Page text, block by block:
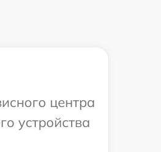
центра
устройства